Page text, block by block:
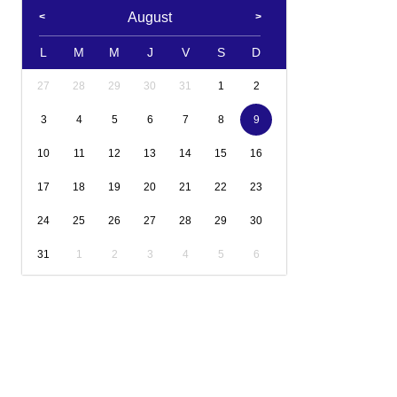
August
L M M J V S D
27 28 29 30 31 1 2
3 4 5 6 7 8 9
10 11 12 13 14 15 16
17 18 19 20 21 22 23
24 25 26 27 28 29 30
31 1 2 3 4 5 6